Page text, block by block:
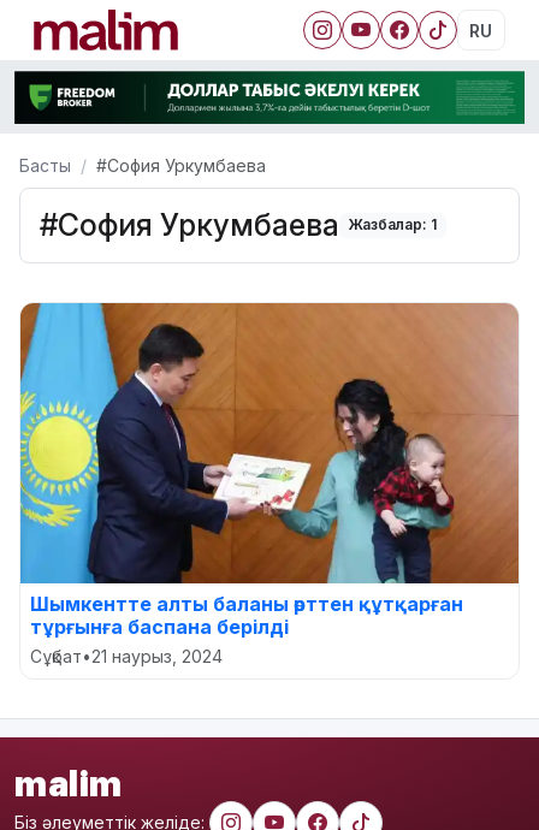
RU
Басты #София Уркумбаева
#София Уркумбаева Жазбалар: 1
Шымкентте алты баланы өрттен құтқарған
тұрғынға баспана берілді
Сұқбат•21 наурыз, 2024
malim
Біз әлеуметтік желіде: